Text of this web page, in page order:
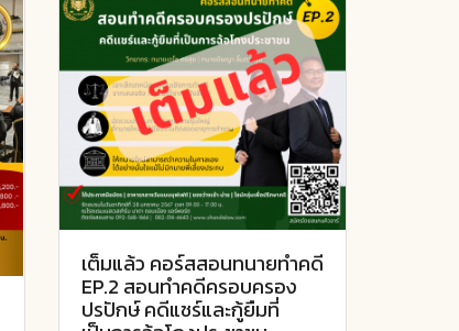
เต็มแล้ว คอร์สสอนทนายทำคดี
EP.2 สอนทำคดีครอบครอง
ปรปักษ์ คดีแชร์และกู้ยืมที่